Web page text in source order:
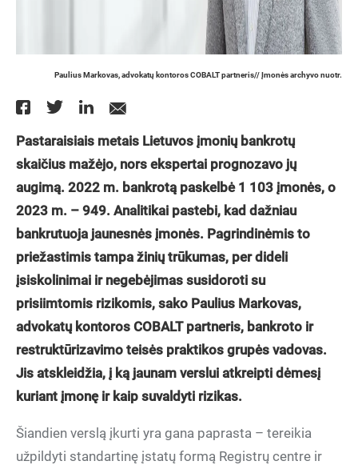
Paulius Markovas, advokatų kontoros COBALT partneris// Įmonės archyvo nuotr.
Pastaraisiais metais Lietuvos įmonių bankrotų
skaičius mažėjo, nors ekspertai prognozavo jų
augimą. 2022 m. bankrotą paskelbė 1 103 įmonės, o
2023 m. – 949. Analitikai pastebi, kad dažniau
bankrutuoja jaunesnės įmonės. Pagrindinėmis to
priežastimis tampa žinių trūkumas, per dideli
įsiskolinimai ir negebėjimas susidoroti su
prisiimtomis rizikomis, sako Paulius Markovas,
advokatų kontoros COBALT partneris, bankroto ir
restruktūrizavimo teisės praktikos grupės vadovas.
Jis atskleidžia, į ką jaunam verslui atkreipti dėmesį
kuriant įmonę ir kaip suvaldyti rizikas.
Šiandien verslą įkurti yra gana paprasta – tereikia
užpildyti standartinę įstatų formą Registrų centre ir